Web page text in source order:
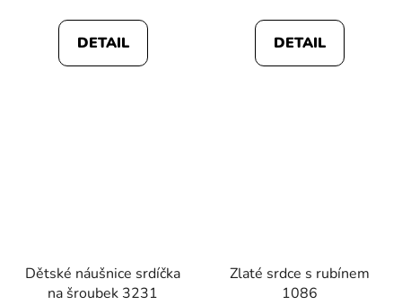
4,7
z
DETAIL DETAIL
Dětské náušnice srdíčka
na šroubek 3231
Zlaté srdce s rubínem
1086